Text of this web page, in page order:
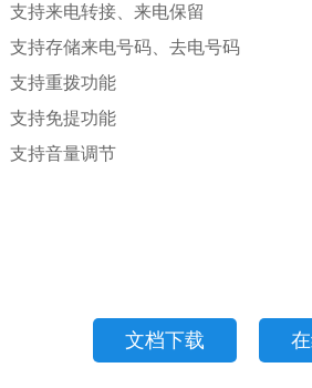
支持来电转接、来电保留
支持存储来电号码、去电号码
支持重拨功能
支持免提功能
支持音量调节
文档下载